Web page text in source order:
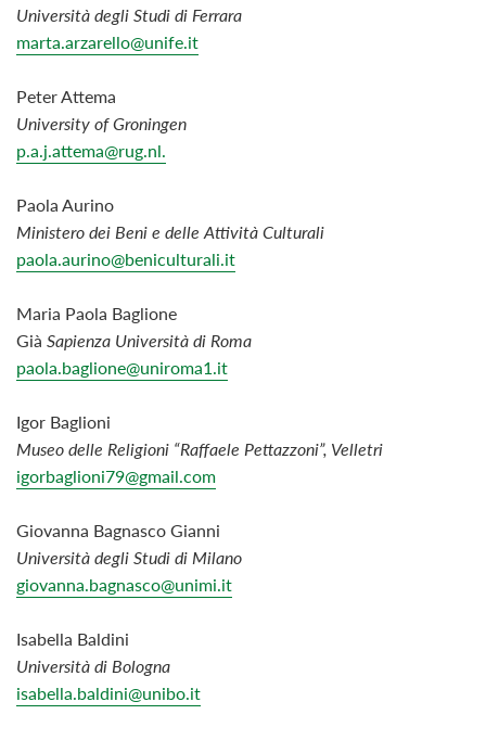
Università degli Studi di Ferrara
marta.arzarello@unife.it
Peter Attema
University of Groningen
p.a.j.attema@rug.nl.
Paola Aurino
Ministero dei Beni e delle Attività Culturali
paola.aurino@beniculturali.it
Maria Paola Baglione
Già Sapienza Università di Roma
paola.baglione@uniroma1.it
Igor Baglioni
Museo delle Religioni “Raffaele Pettazzoni”, Velletri
igorbaglioni79@gmail.com
Giovanna Bagnasco Gianni
Università degli Studi di Milano
giovanna.bagnasco@unimi.it
Isabella Baldini
Università di Bologna
isabella.baldini@unibo.it